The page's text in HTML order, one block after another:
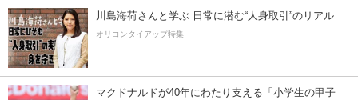
川島海荷さんと学ぶ 日常に潜む“人身取引”のリアル
オリコンタイアップ特集
マクドナルドが40年にわたり支える「小学生の甲子